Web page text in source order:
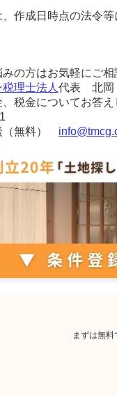
、作成日時点の法令
の方はお気軽にご相
理士法人 代表 北
税金についてお答え
（無料）
まずは無